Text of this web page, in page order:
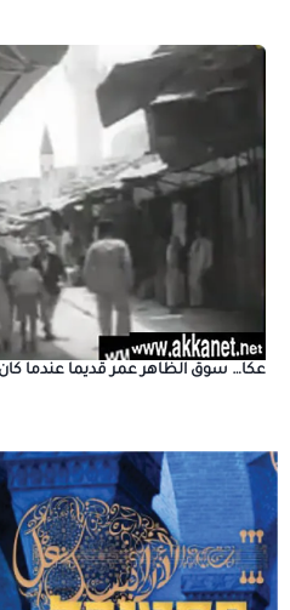
عكا… سوق الظاهر عمر قديما عندما